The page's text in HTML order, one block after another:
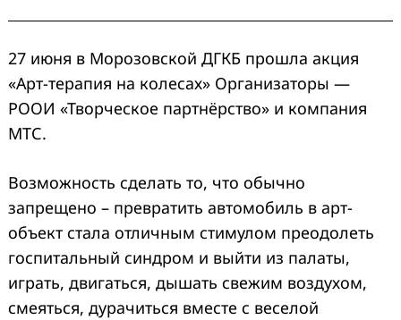
27 июня в Морозовской ДГКБ прошла акция
«Арт-терапия на колесах» Организаторы —
РООИ «Творческое партнёрство» и компания
МТС.
Возможность сделать то, что обычно
запрещено – превратить автомобиль в арт-
объект стала отличным стимулом преодолеть
госпитальный синдром и выйти из палаты,
играть, двигаться, дышать свежим воздухом,
смеяться, дурачиться вместе с веселой